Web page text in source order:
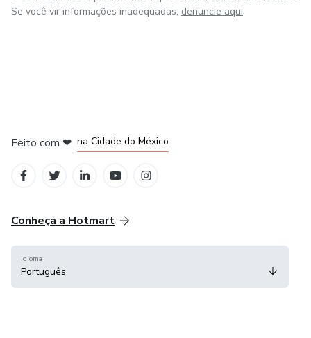
Se você vir informações inadequadas, denuncie aqui
Feito com ❤ na Cidade do México
Conheça a Hotmart
Idioma
Português